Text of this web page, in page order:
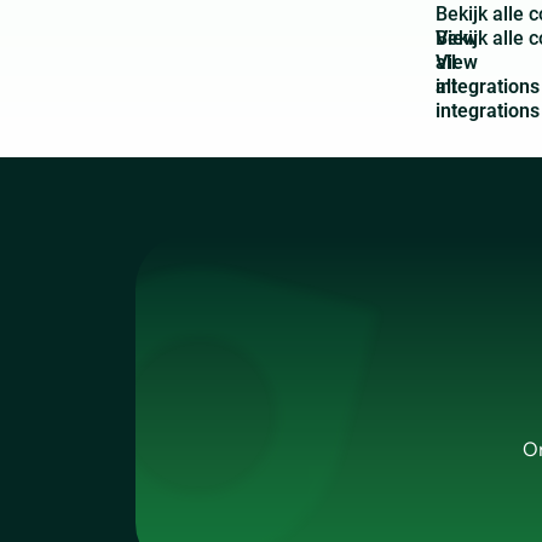
Bekijk alle c
View
all
integrations